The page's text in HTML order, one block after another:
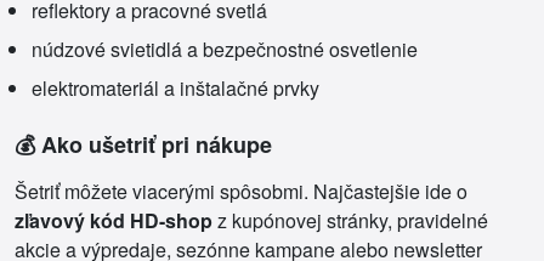
reflektory a pracovné svetlá
núdzové svietidlá a bezpečnostné osvetlenie
elektromateriál a inštalačné prvky
💰 Ako ušetriť pri nákupe
Šetriť môžete viacerými spôsobmi. Najčastejšie ide o
zľavový kód HD-shopz kupónovej stránky, pravidelné
akcie a výpredaje, sezónne kampane alebo newsletter